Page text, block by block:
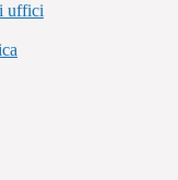
uffici